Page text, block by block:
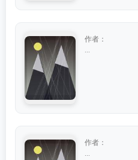
作者：
作者：